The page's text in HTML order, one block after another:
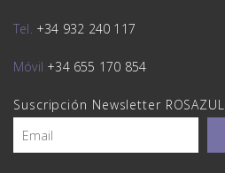
Tel. +34 932 240 117
Móvil +34 655 170 854
Suscripción Newsletter ROSAZUL